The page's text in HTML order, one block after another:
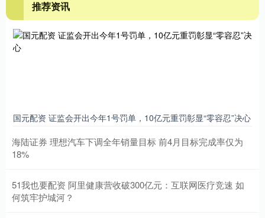
推荐资讯
国元配资 证监会开出今年1号罚单，10亿元重罚彰显“零容忍”决心
海陆证券 理想汽车下调全年销量目标 前4月目标完成率仅为
18%
51我也要配资 阿里健康营收破300亿元：互联网医疗竞速 如
何筑牢护城河？